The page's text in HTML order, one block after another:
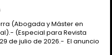
(Abogada y Máster en
(Especial para Revista
de julio de 2026.- El anuncio